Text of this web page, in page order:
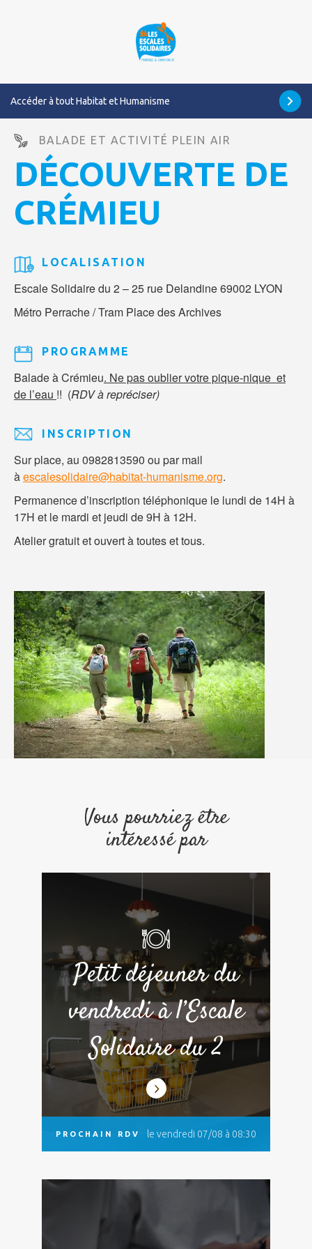
Accéder à tout Habitat et Humanisme
BALADE ET ACTIVITÉ PLEIN AIR
DÉCOUVERTE DE
CRÉMIEU
LOCALISATION
Escale Solidaire du 2 – 25 rue Delandine 69002 LYON
Métro Perrache / Tram Place des Archives
PROGRAMME
Balade à Crémieu. Ne pas oublier votre pique-nique et
de l’eau !! (RDV à repréciser)
INSCRIPTION
Sur place, au 0982813590 ou par mail
àescalesolidaire@habitat-humanisme.org.
Permanence d’inscription téléphonique le lundi de 14H à
17H et le mardi et jeudi de 9H à 12H.
Atelier gratuit et ouvert à toutes et tous.
Vous pourriez être
intéressé par
Petit déjeuner du
vendredi à l’Escale
Solidaire du 2
PROCHAIN RDV le vendredi 07/08 à 08:30